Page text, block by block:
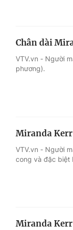
Chân dài
VTV.vn - Người
phương).
Miranda Kerr
VTV.vn - Người
cong và đặc biệt
Miranda